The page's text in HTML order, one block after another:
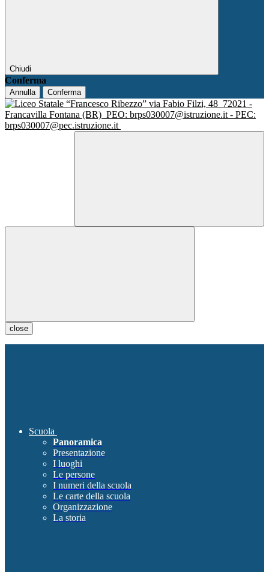
Chiudi
Conferma
Annulla Conferma
via Fabio Filzi, 48 72021 -
Francavilla Fontana (BR) PEO: brps030007@istruzione.it - PEC:
brps030007@pec.istruzione.it
close
Scuola
Panoramica
Presentazione
I luoghi
Le persone
I numeri della scuola
Le carte della scuola
Organizzazione
La storia